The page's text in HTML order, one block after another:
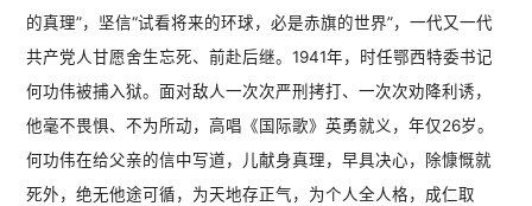
的真理”，坚信“试看将来的环球，必是赤旗的世界”，一代又一代
共产党人甘愿舍生忘死、前赴后继。1941年，时任鄂西特委书记
何功伟被捕入狱。面对敌人一次次严刑拷打、一次次劝降利诱，
他毫不畏惧、不为所动，高唱《国际歌》英勇就义，年仅26岁。
何功伟在给父亲的信中写道，儿献身真理，早具决心，除慷慨就
死外，绝无他途可循，为天地存正气，为个人全人格，成仁取